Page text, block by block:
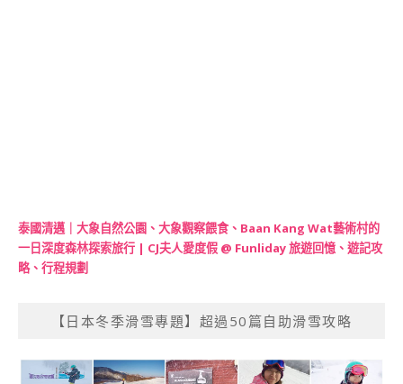
泰國清邁｜大象自然公園、大象觀察餵食、Baan Kang Wat藝術村的
一日深度森林探索旅行 | CJ夫人愛度假 @ Funliday 旅遊回憶、遊記攻
略、行程規劃
【日本冬季滑雪專題】超過50篇自助滑雪攻略